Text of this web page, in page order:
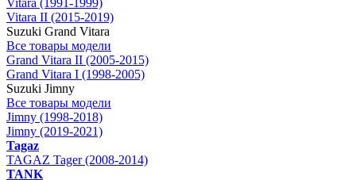
Vitara (1991-1999)
Vitara II (2015-2019)
Suzuki Grand Vitara
Все товары модели
Grand Vitara II (2005-2015)
Grand Vitara I (1998-2005)
Suzuki Jimny
Все товары модели
Jimny (1998-2018)
Jimny (2019-2021)
Tagaz
TAGAZ Tager (2008-2014)
TANK